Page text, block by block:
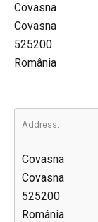
Covasna
Covasna
525200
România
Address:
Covasna
Covasna
525200
România